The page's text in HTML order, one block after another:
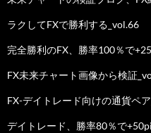
ラクしてFXで勝利する_vol.66
完全勝利のFX、勝率100％で
FX未来チャート画像から検証
FX-デイトレード向けの通貨ペ
デイトレード、勝率80％で